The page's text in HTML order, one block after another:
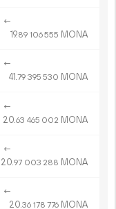
←
19.89 106555 MONA
←
41.79 395 530 MONA
←
20.63 465 002 MONA
←
20.97 003 288 MONA
←
20.36 178 776 MONA